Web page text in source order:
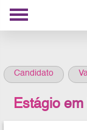
Candidato
Estágio